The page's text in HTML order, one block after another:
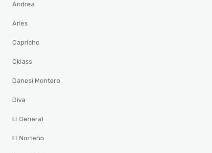
Andrea
Arles
Capricho
Cklass
Danesi Montero
Diva
El General
El Norteño